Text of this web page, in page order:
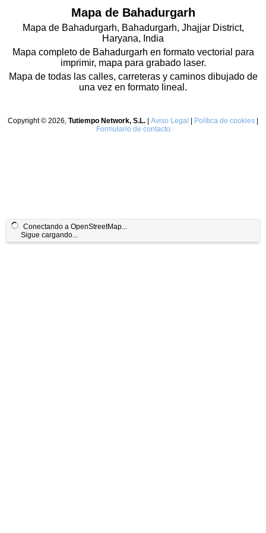
Conectando a OpenStreetMap...
Sigue cargando...
Mapa de Bahadurgarh
Mapa de Bahadurgarh, Bahadurgarh, Jhajjar District,
Haryana, India
Mapa completo de Bahadurgarh en formato vectorial para
imprimir, mapa para grabado laser.
Mapa de todas las calles, carreteras y caminos dibujado de
una vez en formato lineal.
Copyright © 2026, Tutiempo Network, S.L. Aviso Legal Política de cookies
Formulario de contacto